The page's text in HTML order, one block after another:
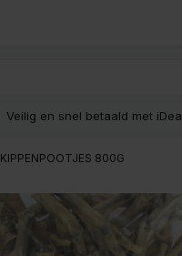
Veilig en snel betaald met iDeal
KIPPENPOOTJES 800G